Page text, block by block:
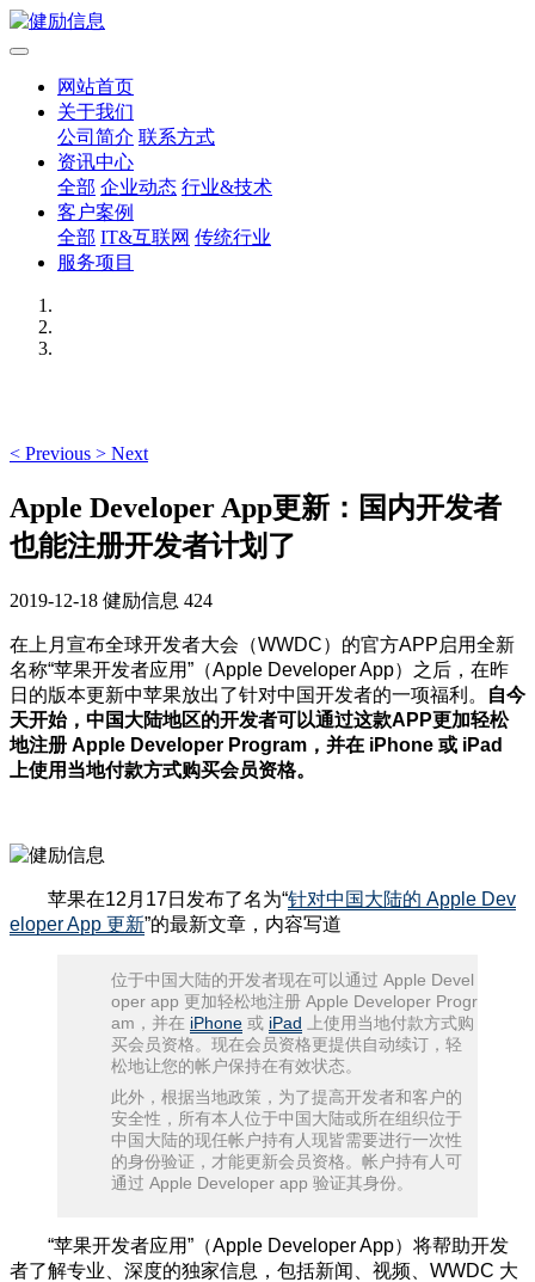
网站首页
关于我们
公司简介 联系方式
资讯中心
全部 企业动态 行业&技术
客户案例
全部 IT&互联网 传统行业
服务项目
< Previous > Next
Apple Developer App更新：国内开发者
也能注册开发者计划了
2019-12-18 健励信息 424
在上月宣布全球开发者大会（WWDC）的官方APP启用全新
名称“苹果开发者应用”（Apple Developer App）之后，在昨
日的版本更新中苹果放出了针对中国开发者的一项福利。
自今
天开始，中国大陆地区的开发者可以通过这款APP更加轻松
地注册 Apple Developer Program，并在 iPhone 或 iPad
上使用当地付款方式购买会员资格。
苹果在12月17日发布了名为“针对中国大陆的 Apple Dev
eloper App 更新”的最新文章，内容写道
位于中国大陆的开发者现在可以通过 Apple Devel
oper app 更加轻松地注册 Apple Developer Progr
am，并在 iPhone 或 iPad 上使用当地付款方式购
买会员资格。现在会员资格更提供自动续订，轻
松地让您的帐户保持在有效状态。
此外，根据当地政策，为了提高开发者和客户的
安全性，所有本人位于中国大陆或所在组织位于
中国大陆的现任帐户持有人现皆需要进行一次性
的身份验证，才能更新会员资格。帐户持有人可
通过 Apple Developer app 验证其身份。
“苹果开发者应用”（Apple Developer App）将帮助开发
者了解专业、深度的独家信息，包括新闻、视频、WWDC 大